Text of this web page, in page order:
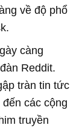
về độ phổ
càng
Reddit.
tràn tin tức
các cộng
truyền